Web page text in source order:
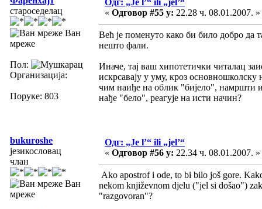
староседелац
Ван
мреже
Пол:
Организација:
Поруке: 803
« Одговор #55 у: 22.28 ч. 08.01.2007. »
Већ је поменуто како би било добро да
нешто фали.
Иначе, тај ваш хипотетички читалац
искрсавају у уму, кроз основношколску
чим наиђе на облик "бијело", намршти
нађе "бело", реагује на исти начин?
bukuroshe
језикословац
члан
Ван
мреже
Одг: „Je l’“ ili „jel’“
« Одговор #56 у: 22.34 ч. 08.01.2007. »
Ako apostrof i ode, to bi bilo još gore.
nekom književnom djelu ("jel si došao")
"razgovoran"?